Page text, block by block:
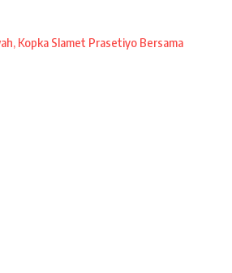
Kopka Slamet Prasetiyo Bersama